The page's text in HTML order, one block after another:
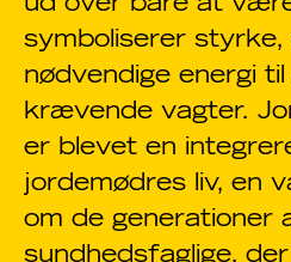
symboliserer styrke,
nødvendige energi
krævende vagter.
er blevet en
jordemødres liv, en
om de generationer
sundhedsfaglige,